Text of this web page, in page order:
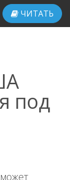
ЧИТАТЬ
под